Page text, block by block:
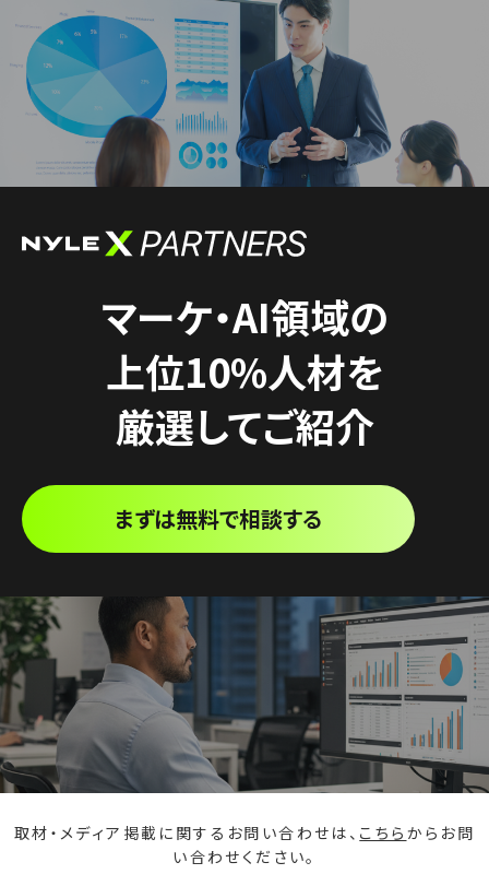
マーケ・AI領域の
上位10%人材を
厳選してご紹介
まずは無料で相談する
取材・メディア掲載に関するお問い合わせは、 こちら からお問
い合わせください。